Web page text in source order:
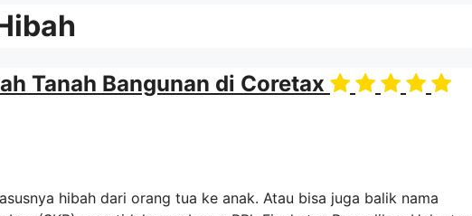
Tanah Bangunan di Coretax
hibah dari orang tua ke anak. Atau bisa juga balik nama